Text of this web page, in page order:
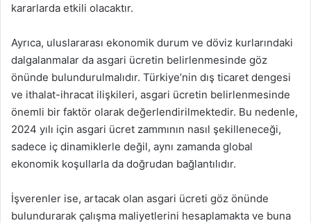
kararlarda etkili olacaktır.
Ayrıca, uluslararası ekonomik durum ve döviz kurlarındaki
dalgalanmalar da asgari ücretin belirlenmesinde göz
önünde bulundurulmalıdır. Türkiye’nin dış ticaret dengesi
ve ithalat-ihracat ilişkileri, asgari ücretin belirlenmesinde
önemli bir faktör olarak değerlendirilmektedir. Bu nedenle,
2024 yılı için asgari ücret zammının nasıl şekilleneceği,
sadece iç dinamiklerle değil, aynı zamanda global
ekonomik koşullarla da doğrudan bağlantılıdır.
İşverenler ise, artacak olan asgari ücreti göz önünde
bulundurarak çalışma maliyetlerini hesaplamakta ve buna